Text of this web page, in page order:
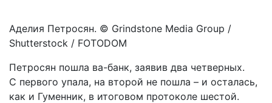
Аделия Петросян. © Grindstone Media Group /
Shutterstock / FOTODOM
Петросян пошла ва-банк, заявив два четверных.
С первого упала, на второй не пошла – и осталась,
как и Гуменник, в итоговом протоколе шестой.